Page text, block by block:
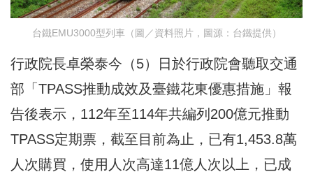
台鐵EMU3000型列車（圖／資料照片，圖源：台鐵提供）
行政院長卓榮泰今（5）日於行政院會聽取交通
部「TPASS推動成效及臺鐵花東優惠措施」報
告後表示，112年至114年共編列200億元推動
TPASS定期票，截至目前為止，已有1,453.8萬
人次購買，使用人次高達11億人次以上，已成